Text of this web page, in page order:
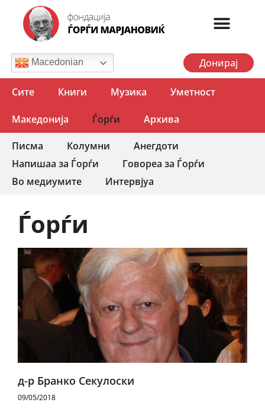
Macedonian Донирај
Сите Книги Музика Уметност
Македонија Ѓорѓи Архива
Писма Колумни
Анегдоти
Напишаа за Ѓорѓи
Говореа за Ѓорѓи
Во медиумите
Интервјуа
Ѓорѓи
д-р Бранко Секулоски
09/05/2018